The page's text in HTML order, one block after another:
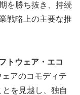
を勝ち抜き、持続
戦略上の主要な推
トウェア・エコ
アのコモディテ
を見越し、独自